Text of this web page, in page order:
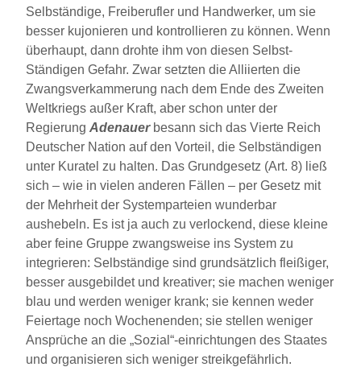
Selbständige, Freiberufler und Handwerker, um sie
besser kujonieren und kontrollieren zu können. Wenn
überhaupt, dann drohte ihm von diesen Selbst-
Ständigen Gefahr. Zwar setzten die Alliierten die
Zwangsverkammerung nach dem Ende des Zweiten
Weltkriegs außer Kraft, aber schon unter der
RegierungAdenauerbesann sich das Vierte Reich
Deutscher Nation auf den Vorteil, die Selbständigen
unter Kuratel zu halten. Das Grundgesetz (Art. 8) ließ
sich – wie in vielen anderen Fällen – per Gesetz mit
der Mehrheit der Systemparteien wunderbar
aushebeln. Es ist ja auch zu verlockend, diese kleine
aber feine Gruppe zwangsweise ins System zu
integrieren: Selbständige sind grundsätzlich fleißiger,
besser ausgebildet und kreativer; sie machen weniger
blau und werden weniger krank; sie kennen weder
Feiertage noch Wochenenden; sie stellen weniger
Ansprüche an die „Sozial“-einrichtungen des Staates
und organisieren sich weniger streikgefährlich.